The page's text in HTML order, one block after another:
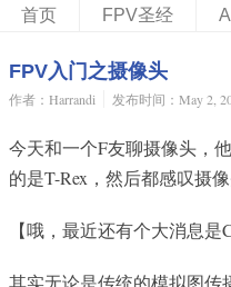
首页 FPV圣经
FPV入门之摄像头
作者：Harrandi 发布时间：May 2,
今天和一个F友聊摄像头，
的是T-Rex，然后都感叹摄
【哦，最近还有个大消息是
其实无论是传统的模拟图传